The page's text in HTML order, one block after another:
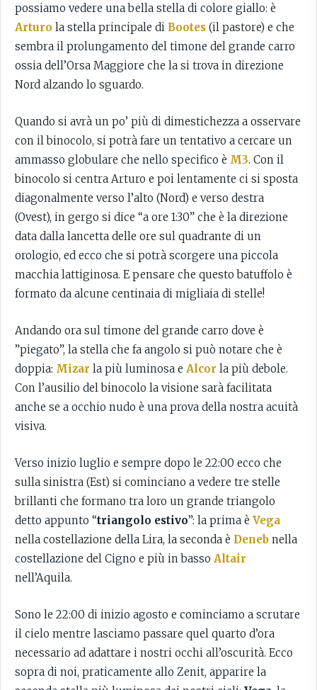
possiamo vedere una bella stella di colore giallo: è
Arturo la stella principale di Bootes (il pastore) e che
sembra il prolungamento del timone del grande carro
ossia dell’Orsa Maggiore che la si trova in direzione
Nord alzando lo sguardo.
Quando si avrà un po’ più di dimestichezza a osservare
con il binocolo, si potrà fare un tentativo a cercare un
ammasso globulare che nello specifico è M3. Con il
binocolo si centra Arturo e poi lentamente ci si sposta
diagonalmente verso l’alto (Nord) e verso destra
(Ovest), in gergo si dice “a ore 1:30” che è la direzione
data dalla lancetta delle ore sul quadrante di un
orologio, ed ecco che si potrà scorgere una piccola
macchia lattiginosa. E pensare che questo batuffolo è
formato da alcune centinaia di migliaia di stelle!
Andando ora sul timone del grande carro dove è
”piegato”, la stella che fa angolo si può notare che è
doppia: Mizar la più luminosa e Alcor la più debole.
Con l’ausilio del binocolo la visione sarà facilitata
anche se a occhio nudo è una prova della nostra acuità
visiva.
Verso inizio luglio e sempre dopo le 22:00 ecco che
sulla sinistra (Est) si cominciano a vedere tre stelle
brillanti che formano tra loro un grande triangolo
detto appunto “triangolo estivo”: la prima è Vega
nella costellazione della Lira, la seconda è Deneb nella
costellazione del Cigno e più in basso Altair
nell’Aquila.
Sono le 22:00 di inizio agosto e cominciamo a scrutare
il cielo mentre lasciamo passare quel quarto d’ora
necessario ad adattare i nostri occhi all’oscurità. Ecco
sopra di noi, praticamente allo Zenit, apparire la